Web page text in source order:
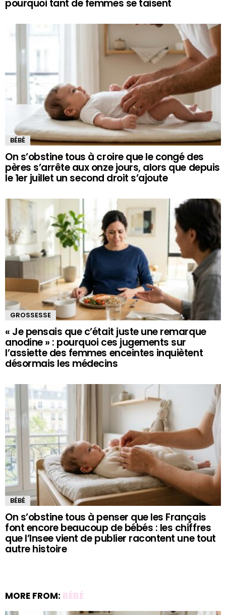
pourquoi tant de femmes se taisent
BÉBÉ
On s’obstine tous à croire que le congé des
pères s’arrête aux onze jours, alors que depuis
le 1er juillet un second droit s’ajoute
GROSSESSE
« Je pensais que c’était juste une remarque
anodine » : pourquoi ces jugements sur
l’assiette des femmes enceintes inquiètent
désormais les médecins
BÉBÉ
On s’obstine tous à penser que les Français
font encore beaucoup de bébés : les chiffres
que l’Insee vient de publier racontent une tout
autre histoire
MORE FROM: BÉBÉ